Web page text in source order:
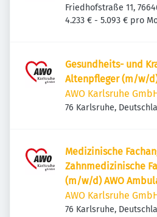
Friedhofstraße 11,
Deutschland
4.233 € - 5.093 € pro
Gesundheits- und
Altenpfleger (m/w/
AWO Karlsruhe
76 Karlsruhe,
Medizinische
Zahnmedizinische
(m/w/d) AWO
AWO Karlsruhe
76 Karlsruhe,